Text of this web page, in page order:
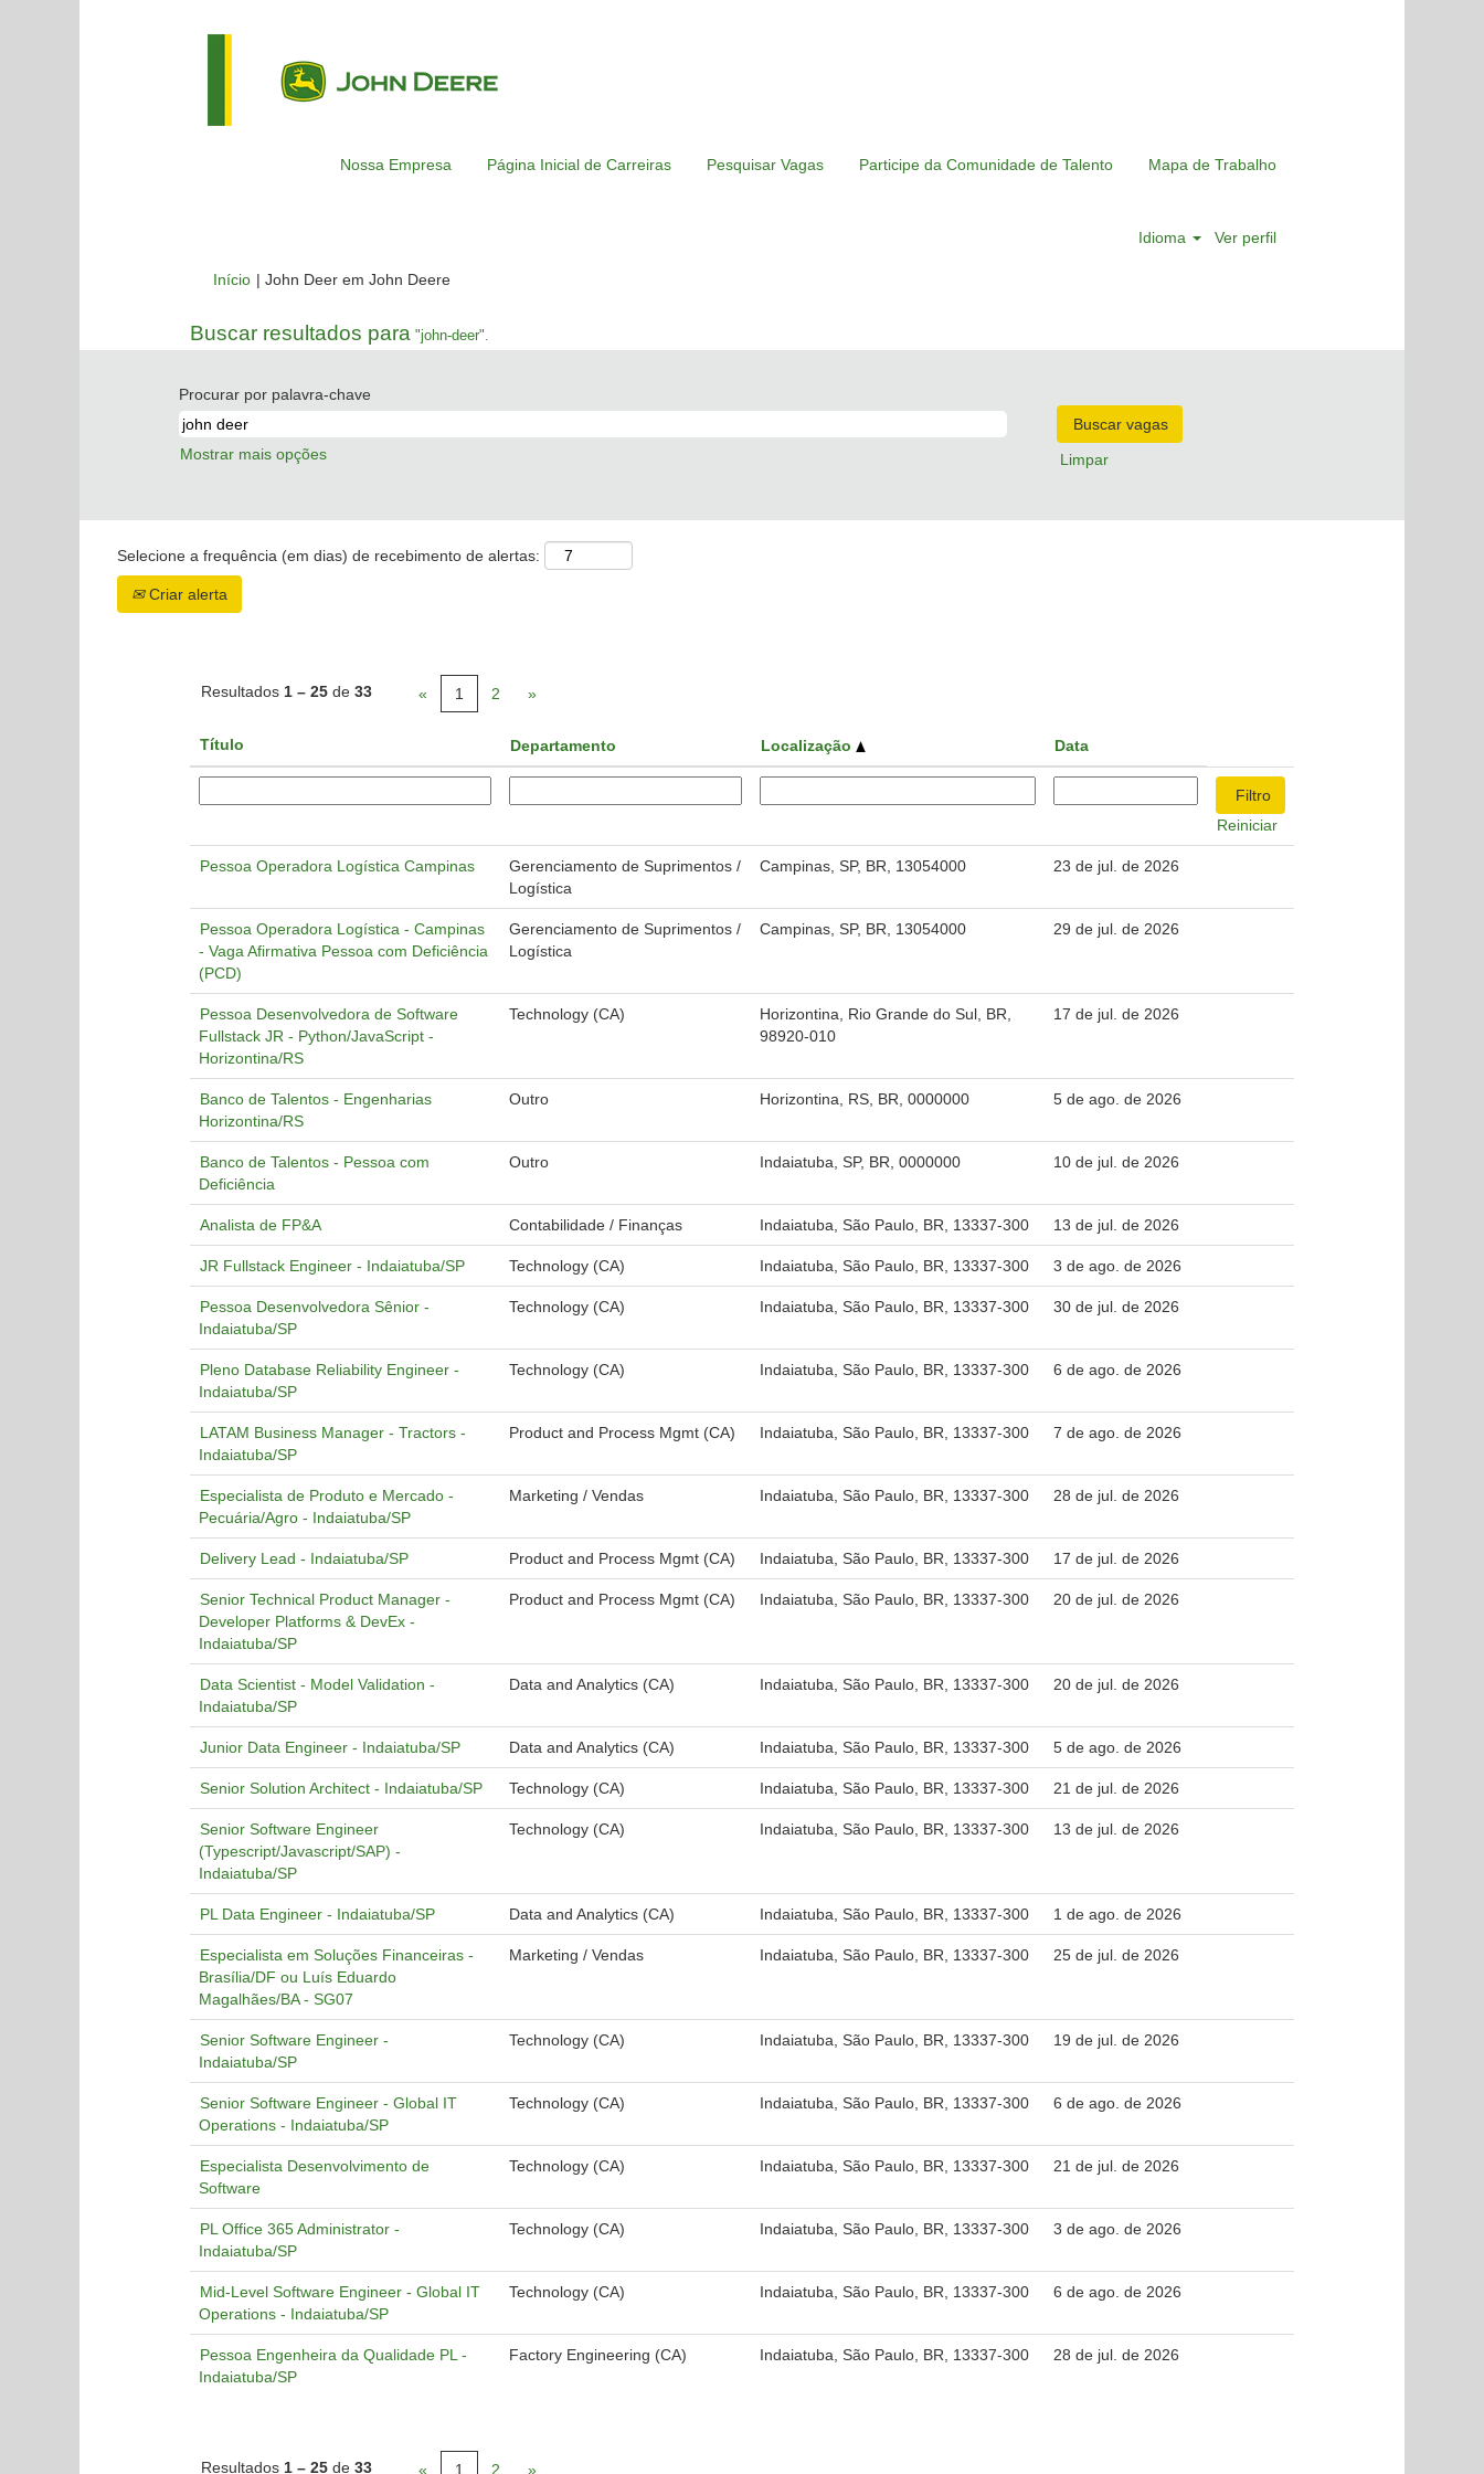
Nossa Empresa Página Inicial de Carreiras Pesquisar Vagas Participe da Comunidade de Talento Mapa de Trabalho
Idioma Ver perfil
Início | John Deer em John Deere(página
Buscar resultados para "john-deer".
Procurar por palavra-chave
Mostrar mais opções Limpar
Selecione a frequência (em dias) de recebimento de alertas:
Criar alerta
Resultados 1 – 25 de 33 « 1 2 »
Título Departamento Localização Data
Reiniciar
Pessoa Operadora Logística Campinas
Gerenciamento de Suprimentos /
Logística
Campinas, SP, BR, 13054000 23 de jul. de 2026
Pessoa Operadora Logística - Campinas
- Vaga Afirmativa Pessoa com Deficiência
(PCD)
Gerenciamento de Suprimentos /
Logística
Campinas, SP, BR, 13054000 29 de jul. de 2026
Pessoa Desenvolvedora de Software
Fullstack JR - Python/JavaScript -
Horizontina/RS
Technology (CA)
Horizontina, Rio Grande do Sul, BR,
98920-010
17 de jul. de 2026
Banco de Talentos - Engenharias
Horizontina/RS
Outro Horizontina, RS, BR, 0000000 5 de ago. de 2026
Banco de Talentos - Pessoa com
Deficiência
Outro Indaiatuba, SP, BR, 0000000 10 de jul. de 2026
Analista de FP&A Contabilidade / Finanças Indaiatuba, São Paulo, BR, 13337-300 13 de jul. de 2026
JR Fullstack Engineer - Indaiatuba/SP Technology (CA) Indaiatuba, São Paulo, BR, 13337-300 3 de ago. de 2026
Pessoa Desenvolvedora Sênior -
Indaiatuba/SP
Technology (CA) Indaiatuba, São Paulo, BR, 13337-300 30 de jul. de 2026
Pleno Database Reliability Engineer -
Indaiatuba/SP
Technology (CA) Indaiatuba, São Paulo, BR, 13337-300 6 de ago. de 2026
LATAM Business Manager - Tractors -
Indaiatuba/SP
Product and Process Mgmt (CA) Indaiatuba, São Paulo, BR, 13337-300 7 de ago. de 2026
Especialista de Produto e Mercado -
Pecuária/Agro - Indaiatuba/SP
Marketing / Vendas Indaiatuba, São Paulo, BR, 13337-300 28 de jul. de 2026
Delivery Lead - Indaiatuba/SP Product and Process Mgmt (CA) Indaiatuba, São Paulo, BR, 13337-300 17 de jul. de 2026
Senior Technical Product Manager -
Developer Platforms & DevEx -
Indaiatuba/SP
Product and Process Mgmt (CA) Indaiatuba, São Paulo, BR, 13337-300 20 de jul. de 2026
Data Scientist - Model Validation -
Indaiatuba/SP
Data and Analytics (CA) Indaiatuba, São Paulo, BR, 13337-300 20 de jul. de 2026
Junior Data Engineer - Indaiatuba/SP Data and Analytics (CA) Indaiatuba, São Paulo, BR, 13337-300 5 de ago. de 2026
Senior Solution Architect - Indaiatuba/SP Technology (CA) Indaiatuba, São Paulo, BR, 13337-300 21 de jul. de 2026
Senior Software Engineer
(Typescript/Javascript/SAP) -
Indaiatuba/SP
Technology (CA) Indaiatuba, São Paulo, BR, 13337-300 13 de jul. de 2026
PL Data Engineer - Indaiatuba/SP Data and Analytics (CA) Indaiatuba, São Paulo, BR, 13337-300 1 de ago. de 2026
Especialista em Soluções Financeiras -
Brasília/DF ou Luís Eduardo
Magalhães/BA - SG07
Marketing / Vendas Indaiatuba, São Paulo, BR, 13337-300 25 de jul. de 2026
Senior Software Engineer -
Indaiatuba/SP
Technology (CA) Indaiatuba, São Paulo, BR, 13337-300 19 de jul. de 2026
Senior Software Engineer - Global IT
Operations - Indaiatuba/SP
Technology (CA) Indaiatuba, São Paulo, BR, 13337-300 6 de ago. de 2026
Especialista Desenvolvimento de
Software
Technology (CA) Indaiatuba, São Paulo, BR, 13337-300 21 de jul. de 2026
PL Office 365 Administrator -
Indaiatuba/SP
Technology (CA) Indaiatuba, São Paulo, BR, 13337-300 3 de ago. de 2026
Mid-Level Software Engineer - Global IT
Operations - Indaiatuba/SP
Technology (CA) Indaiatuba, São Paulo, BR, 13337-300 6 de ago. de 2026
Pessoa Engenheira da Qualidade PL -
Indaiatuba/SP
Factory Engineering (CA) Indaiatuba, São Paulo, BR, 13337-300 28 de jul. de 2026
Resultados 1 – 25 de 33 « 1 2 »